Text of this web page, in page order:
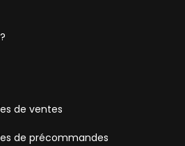
de ventes
de précommandes